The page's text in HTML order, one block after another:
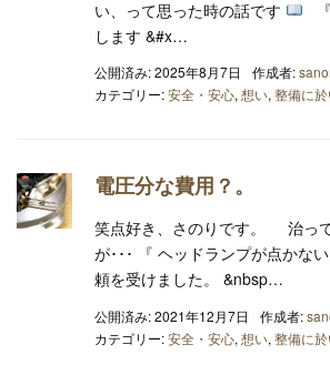
い、って思った時の話です
します &#x…
公開済み: 2025年8月7日 作成者:
カテゴリー:安全・安心, 想い, 整備に
電圧分な費用？。
笑点好き、さのりです。 治っ
が･･･ 『 ヘッドランプが点かな
頼を受けました。 &nbsp…
公開済み: 2021年12月7日 作成者:
カテゴリー:安全・安心, 想い, 整備に